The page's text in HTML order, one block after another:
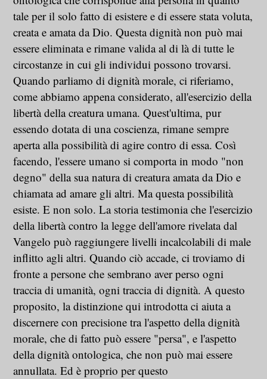
tale per il solo fatto di esistere e di essere stata voluta,
creata e amata da Dio. Questa dignità non può mai
essere eliminata e rimane valida al di là di tutte le
circostanze in cui gli individui possono trovarsi.
Quando parliamo di dignità morale, ci riferiamo,
come abbiamo appena considerato, all'esercizio della
libertà della creatura umana. Quest'ultima, pur
essendo dotata di una coscienza, rimane sempre
aperta alla possibilità di agire contro di essa. Così
facendo, l'essere umano si comporta in modo "non
degno" della sua natura di creatura amata da Dio e
chiamata ad amare gli altri. Ma questa possibilità
esiste. E non solo. La storia testimonia che l'esercizio
della libertà contro la legge dell'amore rivelata dal
Vangelo può raggiungere livelli incalcolabili di male
inflitto agli altri. Quando ciò accade, ci troviamo di
fronte a persone che sembrano aver perso ogni
traccia di umanità, ogni traccia di dignità. A questo
proposito, la distinzione qui introdotta ci aiuta a
discernere con precisione tra l'aspetto della dignità
morale, che di fatto può essere "persa", e l'aspetto
della dignità ontologica, che non può mai essere
annullata. Ed è proprio per questo